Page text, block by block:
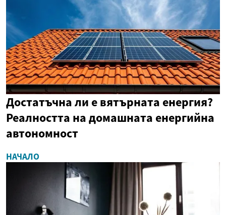
Достатъчна ли е вятърната енергия?
Реалността на домашната енергийна
автономност
НАЧАЛО